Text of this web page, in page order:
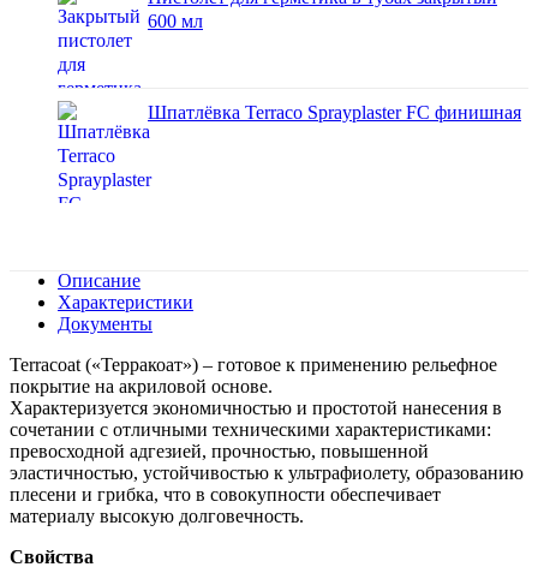
600 мл
Шпатлёвка Terraco Sprayplaster FC финишная
Описание
Характеристики
Документы
Terracoat («Терракоат») – готовое к применению рельефное
покрытие на акриловой основе.
Характеризуется экономичностью и простотой нанесения в
сочетании с отличными техническими характеристиками:
превосходной адгезией, прочностью, повышенной
эластичностью, устойчивостью к ультрафиолету, образованию
плесени и грибка, что в совокупности обеспечивает
материалу высокую долговечность.
Свойства